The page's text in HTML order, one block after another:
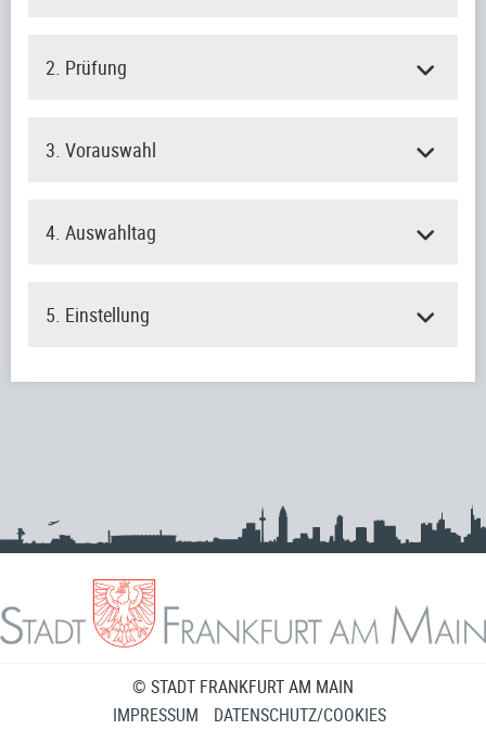
2. Prüfung
3. Vorauswahl
4. Auswahltag
5. Einstellung
© STADT FRANKFURT AM MAIN
IMPRESSUM
DATENSCHUTZ/COOKIES